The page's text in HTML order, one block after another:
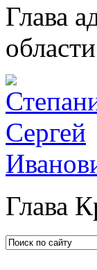
Глава
области
Глава